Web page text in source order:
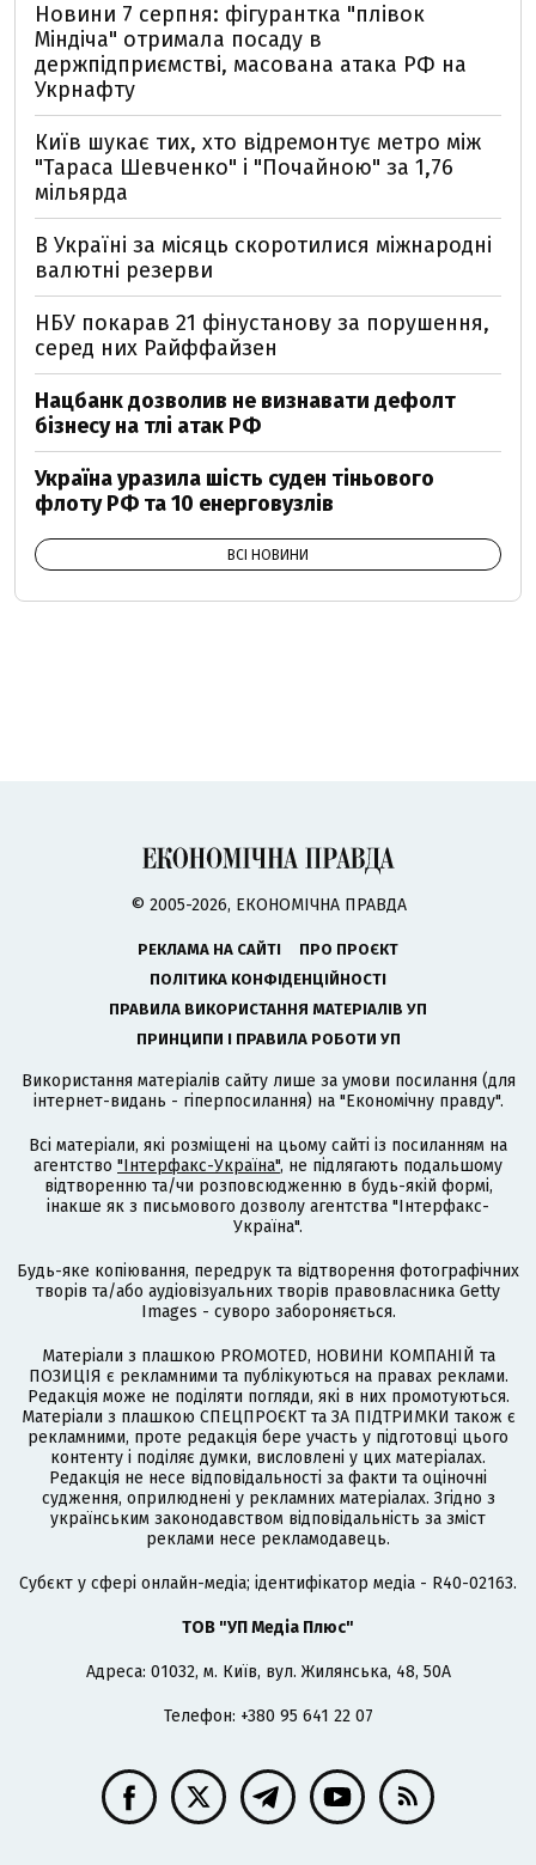
Новини 7 серпня: фігурантка "плівок
Міндіча" отримала посаду в
держпідприємстві, масована атака РФ на
Укрнафту
Київ шукає тих, хто відремонтує метро між
"Тараса Шевченко" і "Почайною" за 1,76
мільярда
В Україні за місяць скоротилися міжнародні
валютні резерви
НБУ покарав 21 фінустанову за порушення,
серед них Райффайзен
Нацбанк дозволив не визнавати дефолт
бізнесу на тлі атак РФ
Україна уразила шість суден тіньового
флоту РФ та 10 енерговузлів
ВСІ НОВИНИ
© 2005-2026, ЕКОНОМІЧНА ПРАВДА
РЕКЛАМА НА САЙТІ
ПРО ПРОЄКТ
ПОЛІТИКА КОНФІДЕНЦІЙНОСТІ
ПРАВИЛА ВИКОРИСТАННЯ МАТЕРІАЛІВ УП
ПРИНЦИПИ І ПРАВИЛА РОБОТИ УП
Використання матеріалів сайту лише за умови посилання (для
інтернет-видань - гіперпосилання) на "Економічну правду".
Всі матеріали, які розміщені на цьому сайті із посиланням на
агентство "Інтерфакс-Україна", не підлягають подальшому
відтворенню та/чи розповсюдженню в будь-якій формі,
інакше як з письмового дозволу агентства "Інтерфакс-
Україна".
Будь-яке копіювання, передрук та відтворення фотографічних
творів та/або аудіовізуальних творів правовласника Getty
Images - суворо забороняється.
Матеріали з плашкою PROMOTED, НОВИНИ КОМПАНІЙ та
ПОЗИЦІЯ є рекламними та публікуються на правах реклами.
Редакція може не поділяти погляди, які в них промотуються.
Матеріали з плашкою СПЕЦПРОЄКТ та ЗА ПІДТРИМКИ також є
рекламними, проте редакція бере участь у підготовці цього
контенту і поділяє думки, висловлені у цих матеріалах.
Редакція не несе відповідальності за факти та оціночні
судження, оприлюднені у рекламних матеріалах. Згідно з
українським законодавством відповідальність за зміст
реклами несе рекламодавець.
Cубєкт у сфері онлайн-медіа; ідентифікатор медіа - R40-02163.
ТОВ "УП Медіа Плюс"
Адреса: 01032, м. Київ, вул. Жилянська, 48, 50А
Телефон: +380 95 641 22 07